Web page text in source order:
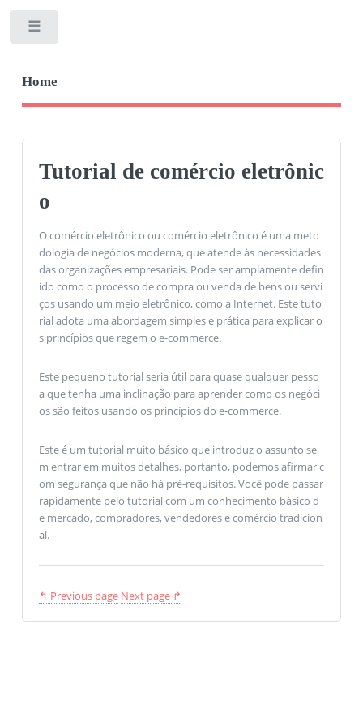
Home
Tutorial de comércio eletrônic
o
O comércio eletrônico ou comércio eletrônico é uma meto
dologia de negócios moderna, que atende às necessidades
das organizações empresariais. Pode ser amplamente defin
ido como o processo de compra ou venda de bens ou servi
ços usando um meio eletrônico, como a Internet. Este tuto
rial adota uma abordagem simples e prática para explicar o
s princípios que regem o e-commerce.
Este pequeno tutorial seria útil para quase qualquer pesso
a que tenha uma inclinação para aprender como os negóci
os são feitos usando os princípios do e-commerce.
Este é um tutorial muito básico que introduz o assunto se
m entrar em muitos detalhes, portanto, podemos afirmar c
om segurança que não há pré-requisitos. Você pode passar
rapidamente pelo tutorial com um conhecimento básico d
e mercado, compradores, vendedores e comércio tradicion
al.
↰ Previous page Next page ↱